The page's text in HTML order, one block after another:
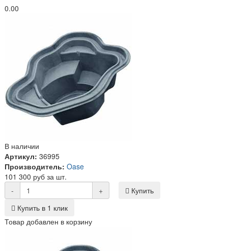
0.00
В наличии
Артикул: 36995
Производитель: Oase
101 300 руб за шт.
-
+
Купить
Купить в 1 клик
Товар добавлен в корзину